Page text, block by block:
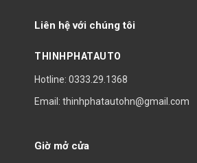
Liên hệ với chúng tôi
THINHPHATAUTO
Hotline: 0333.29.1368
Email: thinhphatautohn@gmail.com
Giờ mở cửa